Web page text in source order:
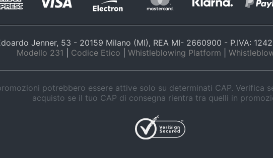
Jenner, 53 - 20159 Milano (MI), REA MI- 2660900 - P.IVA:
Modello 231
Codice Etico Whistleblowing Platform
potrebbero essere attive solo su determinati CAP. Verifica
acquisto se il tuo CAP di consegna rientra tra quelli in